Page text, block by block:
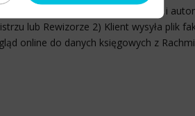
Insert. Usprawnia współpracę i
lub Rewizorze 2) Klient wysyła plik
online do danych księgowych z